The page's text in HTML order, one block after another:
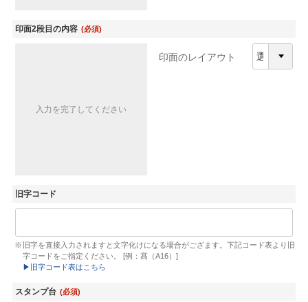
印面2段目の内容 (必須)
印面のレイアウト
入力を完了してください
旧字コード
旧字を直接入力されますと文字化けになる場合がござます。下記コード表より旧
字コードをご指定ください。 [例：髙（A16）]
▶︎旧字コード表はこちら
スタンプ台 (必須)